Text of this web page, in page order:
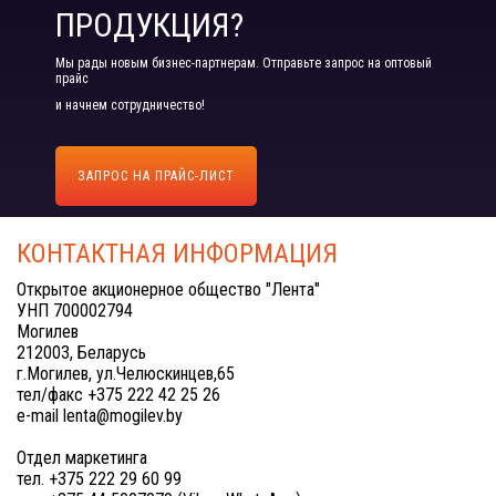
ПРОДУКЦИЯ?
Мы рады новым бизнес-партнерам. Отправьте запрос на оптовый
прайс
и начнем сотрудничество!
ЗАПРОС НА ПРАЙС-ЛИСТ
КОНТАКТНАЯ ИНФОРМАЦИЯ
Открытое акционерное общество "Лента"
УНП 700002794
Могилев
212003, Беларусь
г.Могилев, ул.Челюскинцев,65
тел/факс +375 222 42 25 26
e-mail lenta@mogilev.by
Отдел маркетинга
тел. +375 222 29 60 99